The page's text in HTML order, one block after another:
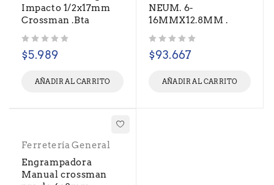
Impacto 1/2x17mm
Crossman .Bta
$5.989
AÑADIR AL CARRITO
NEUM. 6-
16MMX12.8MM .
$93.667
AÑADIR AL CARRITO
Ferretería General
Engrampadora
Manual crossman